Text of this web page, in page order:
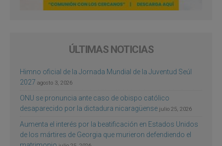
ÚLTIMAS NOTICIAS
Himno oficial de la Jornada Mundial de la Juventud Seúl
2027 agosto 3, 2026
ONU se pronuncia ante caso de obispo católico
desaparecido por la dictadura nicaragüense julio 25, 2026
Aumenta el interés por la beatificación en Estados Unidos
de los mártires de Georgia que murieron defendiendo el